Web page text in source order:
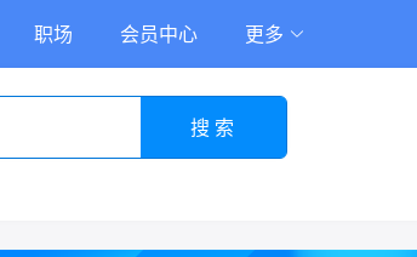
职场 会员中心 更多
搜 索